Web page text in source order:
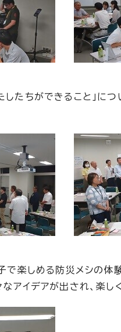
したちができること」
で楽しめる防災メシの
アイデアが出され、楽し